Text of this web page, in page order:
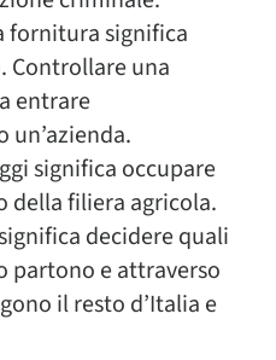
fornitura significa
Controllare una
entrare
significa occupare
della filiera agricola.
decidere quali
partono e attraverso
il resto d’Italia e